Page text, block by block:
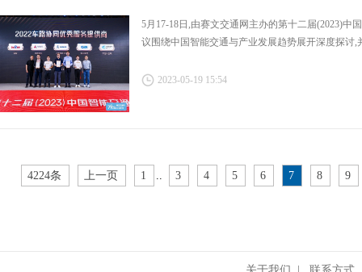
5月17-18日,由赛文交通网主办的第十二届(2023)中
议围绕中国智能交通与产业发展趋势展开深度探讨,
2023-05-19 15:54
4224条 上一页 1 .. 3 4 5 6 7 8 9